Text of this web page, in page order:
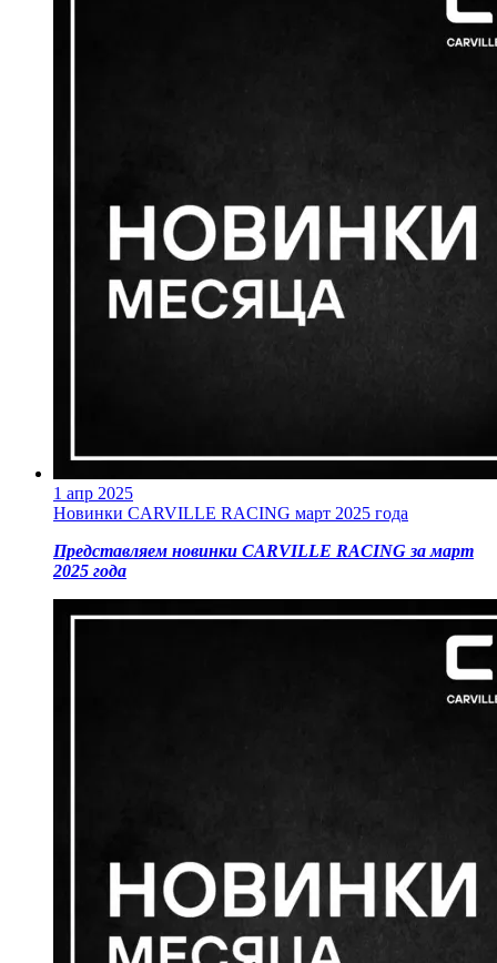
1 апр 2025
Новинки CARVILLE RACING март 2025 года
Представляем новинки CARVILLE RACING за март
2025 года